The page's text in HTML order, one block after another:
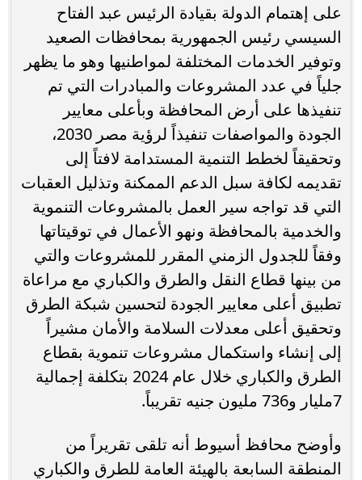
على إهتمام الدولة بقيادة الرئيس عبد الفتاح
السيسي رئيس الجمهورية بمحافظات الصعيد
وتوفير الخدمات المختلفة لمواطنيها وهو ما يظهر
جلياً في عدد المشروعات والمبادرات التي تم
تنفيذها على أرض المحافظة وبأعلى معايير
الجودة والمواصفات تنفيذاً لرؤية مصر 2030،
وتحقيقاً لخطط التنمية المستدامة لافتاً إلى
تقديمه لكافة سبل الدعم الممكنة وتذليل العقبات
التي قد تواجه سير العمل بالمشروعات التنموية
والخدمية بالمحافظة ونهو الأعمال في توقيتاتها
وفقاً للجدول الزمني المقرر للمشروعات والتي
من بينها قطاع النقل والطرق والكباري مع مراعاة
تطبيق أعلى معايير الجودة لتحسين شبكة الطرق
وتحقيق أعلى معدلات السلامة والأمان مشيراً
إلى إنشاء واستكمال مشروعات تنموية بقطاع
الطرق والكباري خلال عام 2024 بتكلفة إجمالية
7مليار و736 مليون جنيه تقريباً.
وأوضح محافظ أسيوط أنه تلقى تقريراً من
المنطقة السابعة بالهيئة العامة للطرق والكباري